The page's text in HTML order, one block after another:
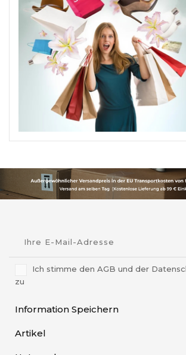
Ich stimme den AGB und der
zu
Information Speichern
Artikel